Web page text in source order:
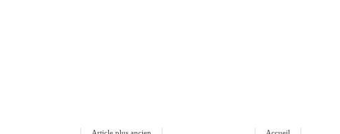
Article plus ancien Accueil